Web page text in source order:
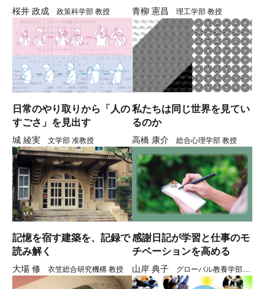
桜井 政成 政策科学部 教授 青柳 憲昌 理工学部 教授
日常のやり取りから「人の
すごさ」を見出す
城 綾実 文学部 准教授
私たちは同じ世界を見てい
るのか
高橋 康介 総合心理学部 教授
記憶を宿す建築を、記録で
読み解く
大場 修 衣笠総合研究機構 教授
感謝日記が学習と仕事のモ
チベーションを高める
山岸 典子
グローバル教養学部 教
授